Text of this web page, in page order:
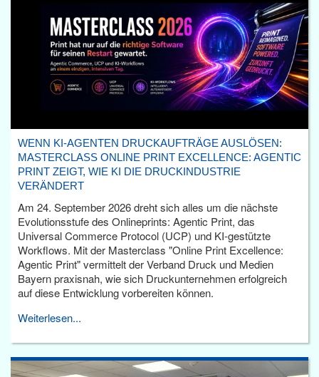
WENN KI-AGENTEN DRUCKAUFTRÄGE AUSLÖSEN:
MASTERCLASS ONLINE PRINT EXCELLENCE: AGENTIC
PRINT ZEIGT, WIE KI DIE DRUCKINDUSTRIE
VERÄNDERT
Am 24. September 2026 dreht sich alles um die nächste
Evolutionsstufe des Onlineprints: Agentic Print, das
Universal Commerce Protocol (UCP) und KI-gestützte
Workflows. Mit der Masterclass "Online Print Excellence:
Agentic Print" vermittelt der Verband Druck und Medien
Bayern praxisnah, wie sich Druckunternehmen erfolgreich
auf diese Entwicklung vorbereiten können.
Weiterlesen...